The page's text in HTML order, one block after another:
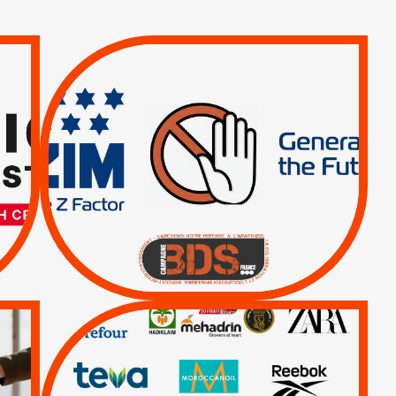
RESPECT DU DROIT
INTERNATIONAL ?
TRUMP, MACRON :
MÊME COMBAT
| Actus |
| Boycott militaire |
Lettres d'interpellation
QUE BOYCOTTER ?
BOYCOTT DÉSINVESTISSEMENT
Actus | Ahava